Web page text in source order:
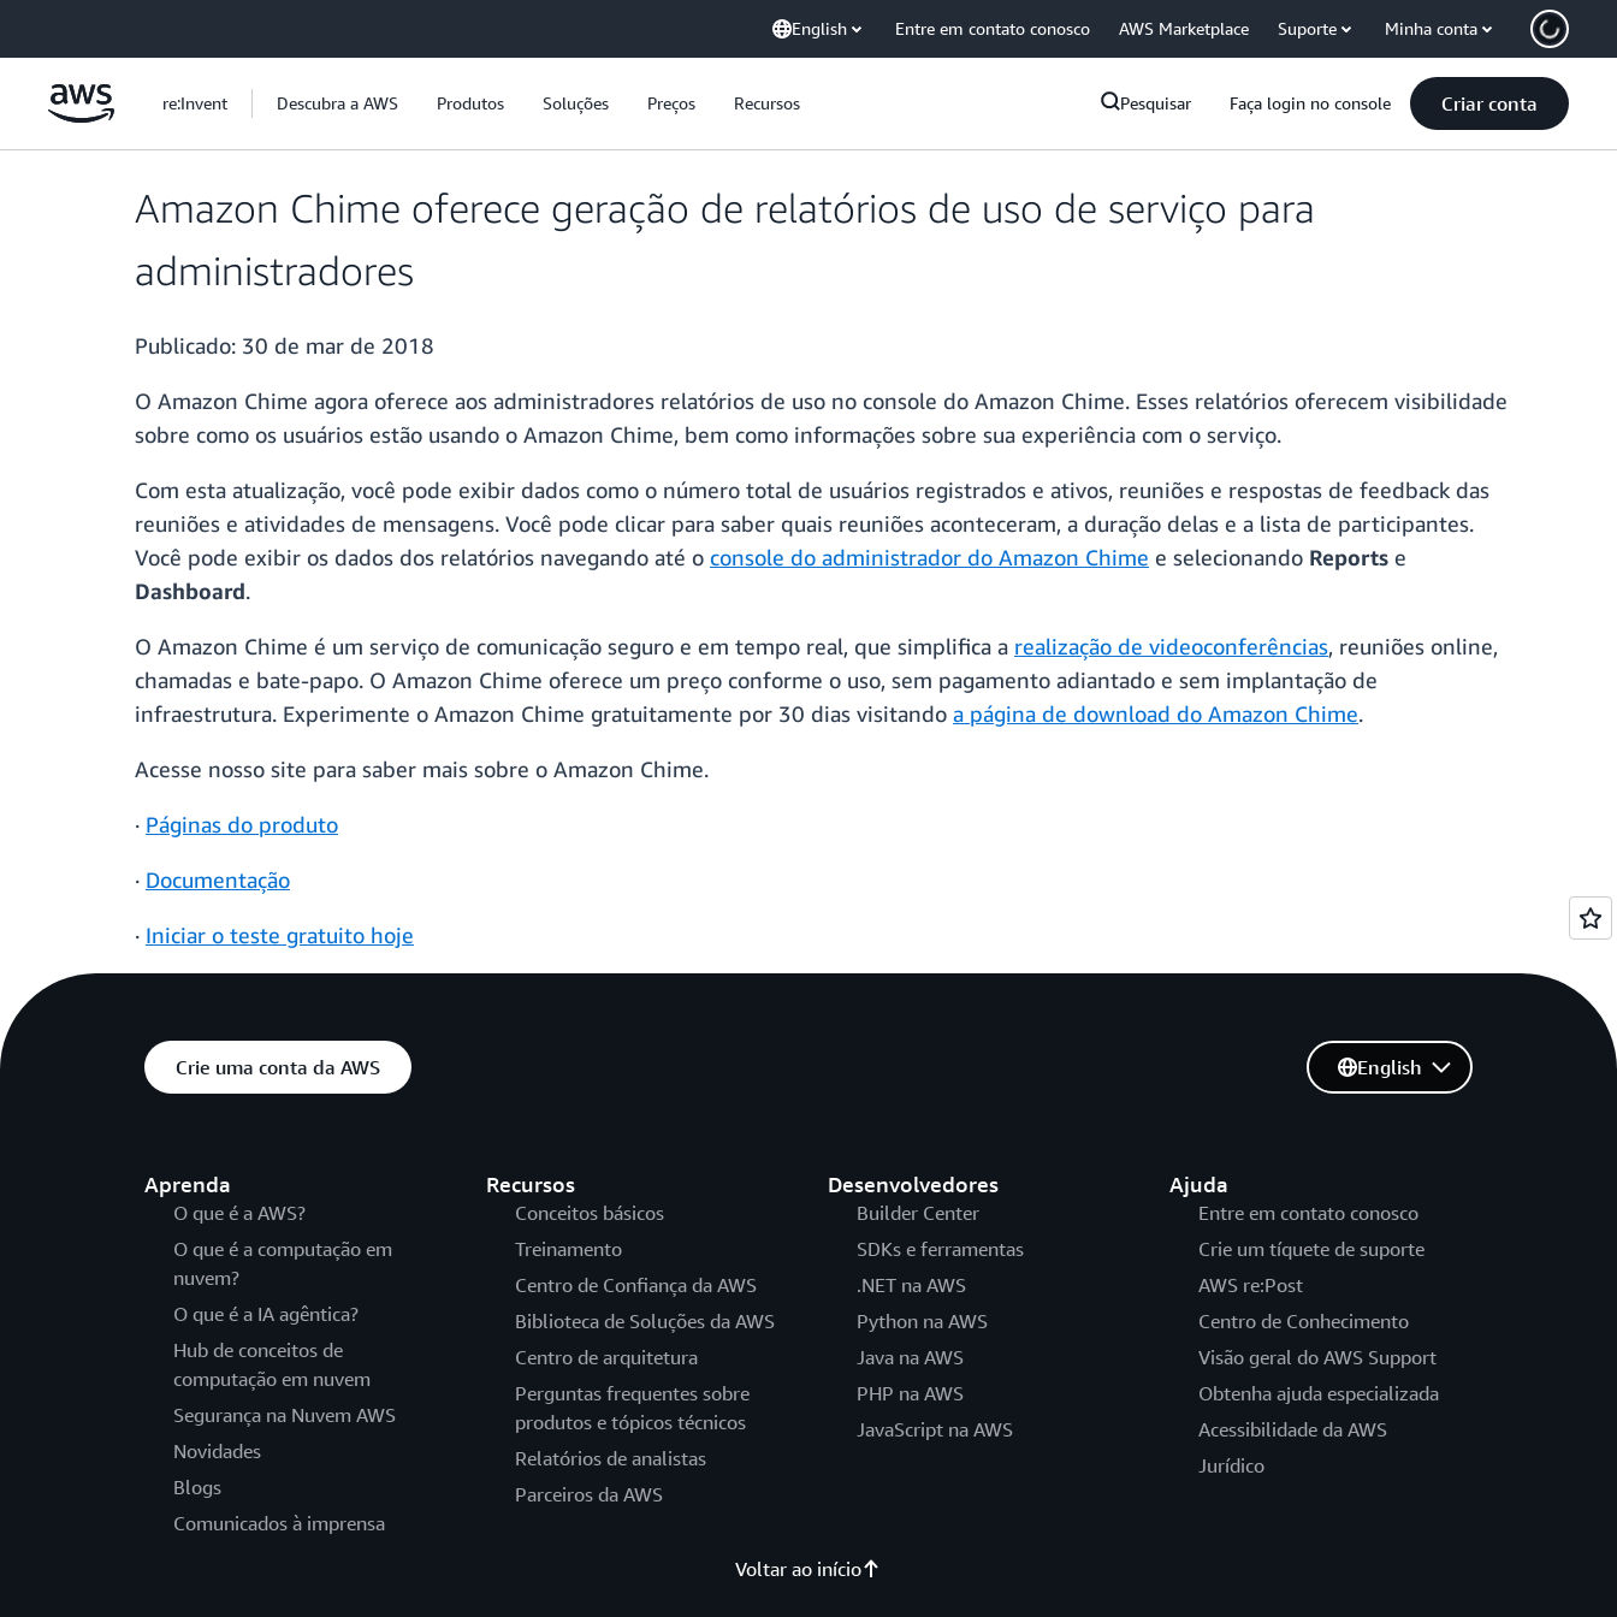
English Entre em contato conosco AWS Marketplace Suporte Minha conta
re:Invent Descubra a AWS Produtos Soluções Preços Recursos Pesquisar Faça login no console Criar conta
Amazon Chime oferece geração de relatórios de uso de serviço para
administradores
Publicado: 30 de mar de 2018
O Amazon Chime agora oferece aos administradores relatórios de uso no console do Amazon Chime. Esses relatórios oferecem visibilidade
sobre como os usuários estão usando o Amazon Chime, bem como informações sobre sua experiência com o serviço.
Com esta atualização, você pode exibir dados como o número total de usuários registrados e ativos, reuniões e respostas de feedback das
reuniões e atividades de mensagens. Você pode clicar para saber quais reuniões aconteceram, a duração delas e a lista de participantes.
Você pode exibir os dados dos relatórios navegando até o console do administrador do Amazon Chime e selecionando Reports e
Dashboard.
O Amazon Chime é um serviço de comunicação seguro e em tempo real, que simplifica a realização de videoconferências, reuniões online,
chamadas e bate-papo. O Amazon Chime oferece um preço conforme o uso, sem pagamento adiantado e sem implantação de
infraestrutura. Experimente o Amazon Chime gratuitamente por 30 dias visitando a página de download do Amazon Chime.
Acesse nosso site para saber mais sobre o Amazon Chime.
· Páginas do produto
· Documentação
· Iniciar o teste gratuito hoje
Crie uma conta da AWS
Aprenda
O que é a AWS?
O que é a computação em
nuvem?
O que é a IA agêntica?
Hub de conceitos de
computação em nuvem
Segurança na Nuvem AWS
Novidades
Blogs
Comunicados à imprensa
Recursos
Conceitos básicos
Treinamento
Centro de Confiança da AWS
Biblioteca de Soluções da AWS
Centro de arquitetura
Perguntas frequentes sobre
produtos e tópicos técnicos
Relatórios de analistas
Parceiros da AWS
Desenvolvedores
Builder Center
SDKs e ferramentas
.NET na AWS
Python na AWS
Java na AWS
PHP na AWS
JavaScript na AWS
Ajuda
Entre em contato conosco
Crie um tíquete de suporte
AWS re:Post
Centro de Conhecimento
Visão geral do AWS Support
Obtenha ajuda especializada
Acessibilidade da AWS
Jurídico
English
Voltar ao início